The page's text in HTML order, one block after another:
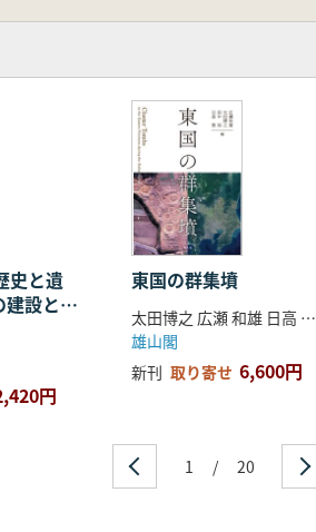
曽川流域の開発─
・駅田・寺田
を中心に
部の集落
形成
宇の建立と廃絶の背景─
遺跡の性格
史と遺
設と生
円
東国の群集墳
太田博之 広瀬 和雄 日高 慎 田中 裕 編集
雄山閣
新刊 取り寄せ 6,600円
1 / 20